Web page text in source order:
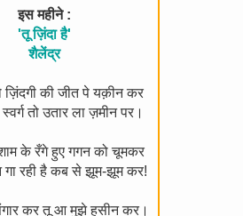
इस महीने :
'तू ज़िंदा है'
शैलेंद्र
ज़िंदगी की जीत पे यक़ीन कर
तो उतार ला ज़मीन पर।
के रँगे हुए गगन को चूमकर
रही है कब से झूम-झूम कर!
कर तू आ मुझे हसीन कर।